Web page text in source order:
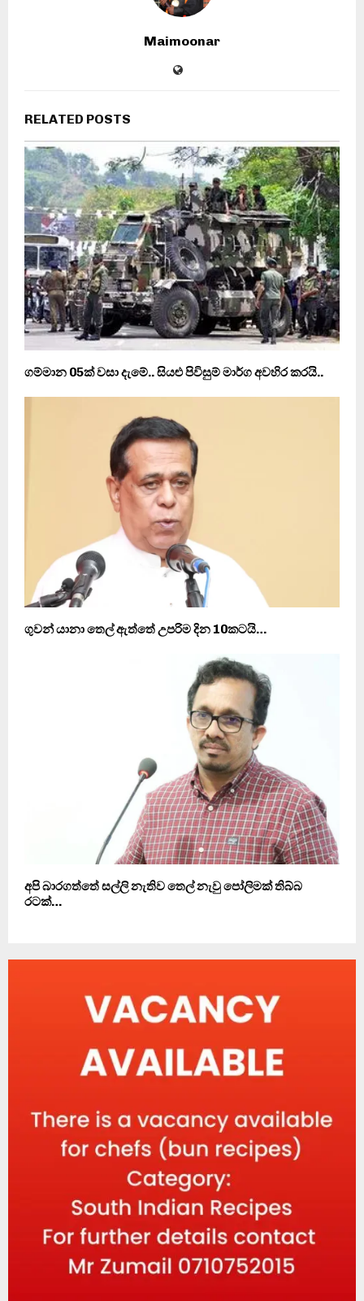
Maimoonar
RELATED POSTS
ගම්මාන 05ක් වසා දැමේ.. සියළු පිවිසුම් මාර්ග අවහිර කරයි..
ගුවන් යානා තෙල් ඇත්තේ උපරිම දින 10කටයි…
අපි බාරගත්තේ සල්ලි නැතිව තෙල් නැවු පෝලිමක් තිබ්බ
රටක්…